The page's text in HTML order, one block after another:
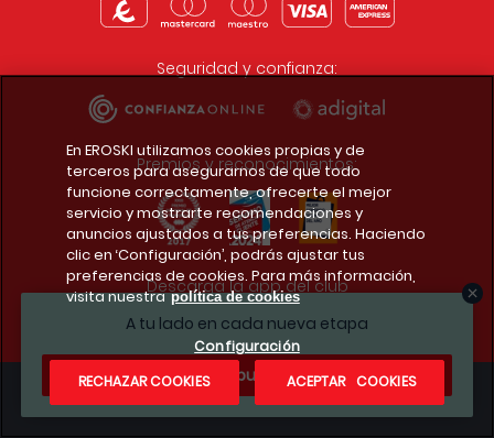
A tu lado en cada nueva etapa
¿Te apuntas?
Seguridad y confianza:
Premios y reconocimientos:
Descarga la app del club
Condiciones legales
En EROSKI utilizamos cookies propias y de
terceros para asegurarnos de que todo
funcione correctamente, ofrecerte el mejor
servicio y mostrarte recomendaciones y
anuncios ajustados a tus preferencias. Haciendo
clic en ‘Configuración’, podrás ajustar tus
preferencias de cookies. Para más información,
visita nuestra política de cookies
Configuración
RECHAZAR COOKIES
ACEPTAR COOKIES